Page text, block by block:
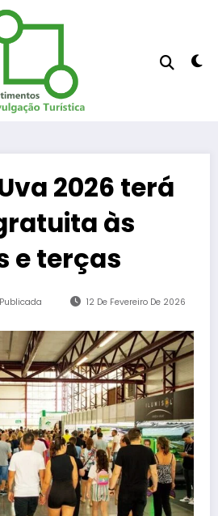
2026 terá
às
e terças
12 De Fevereiro De 2026